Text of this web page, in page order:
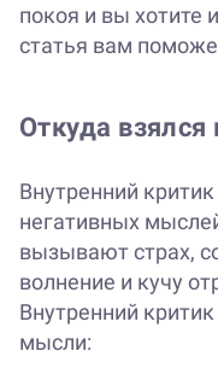
покоя и вы хотите
статья вам
Откуда взялся
Внутренний
негативных
вызывают страх,
волнение и кучу
Внутренний
мысли: